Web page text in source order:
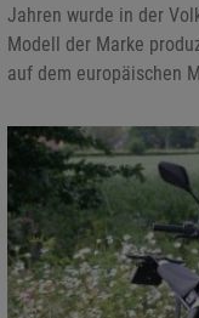
Jahren wurde in der
Modell der Marke
auf dem europäischen